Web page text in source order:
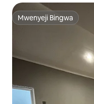
Mwenyeji Bingwa
Mwenyeji Bingwa